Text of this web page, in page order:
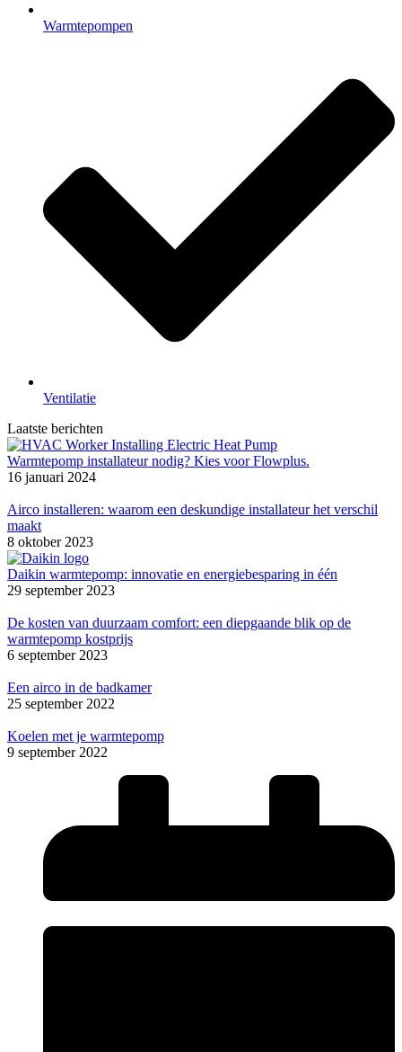
Warmtepompen
Ventilatie
Laatste berichten
Warmtepomp installateur nodig? Kies voor Flowplus.
16 januari 2024
Airco installeren: waarom een deskundige installateur het verschil
maakt
8 oktober 2023
Daikin warmtepomp: innovatie en energiebesparing in één
29 september 2023
De kosten van duurzaam comfort: een diepgaande blik op de
warmtepomp kostprijs
6 september 2023
Een airco in de badkamer
25 september 2022
Koelen met je warmtepomp
9 september 2022